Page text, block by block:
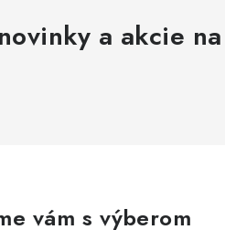
a akcie
vám s výberom